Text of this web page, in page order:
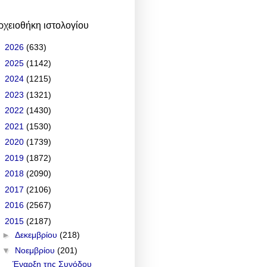
ιστολογίου
2026 (633)
2025 (1142)
2024 (1215)
2023 (1321)
2022 (1430)
2021 (1530)
2020 (1739)
2019 (1872)
2018 (2090)
2017 (2106)
2016 (2567)
2015 (2187)
► Δεκεμβρίου (218)
▼ Νοεμβρίου (201)
Έναρξη της Συνόδου